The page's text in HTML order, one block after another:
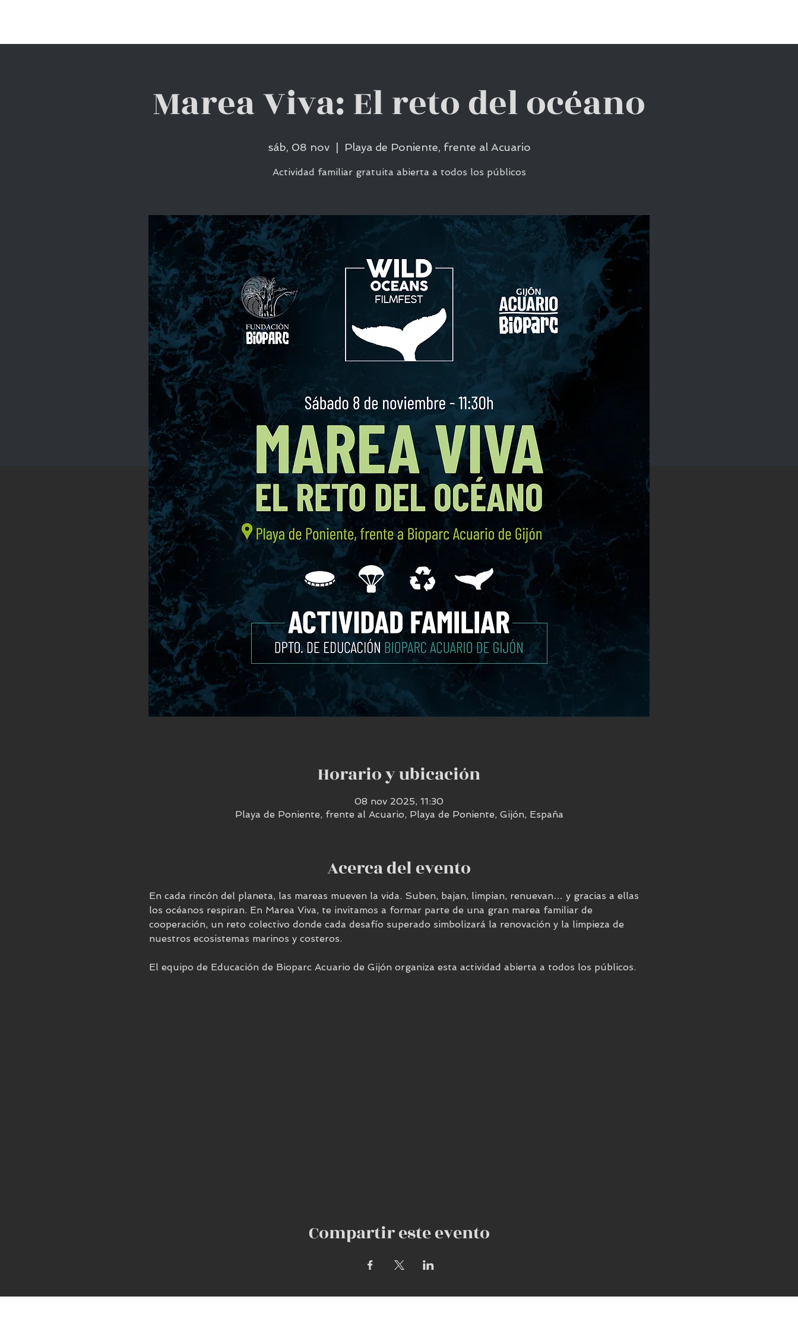
Marea Viva: El reto del océano
sáb, 08 nov
  |
Playa de Poniente, frente al Acuario
Actividad familiar gratuita abierta a todos los públicos
Horario y ubicación
08 nov 2025, 11:30
Playa de Poniente, frente al Acuario, Playa de Poniente, Gijón, España
Acerca del evento
En cada rincón del planeta, las mareas mueven la vida. Suben, bajan, limpian, renuevan… y gracias a ellas
los océanos respiran. En Marea Viva, te invitamos a formar parte de una gran marea familiar de
cooperación, un reto colectivo donde cada desafío superado simbolizará la renovación y la limpieza de
nuestros ecosistemas marinos y costeros.
El equipo de Educación de Bioparc Acuario de Gijón organiza esta actividad abierta a todos los públicos.
Compartir este evento